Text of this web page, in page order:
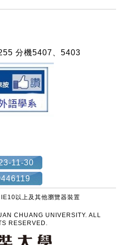
分機5407、5403
11-30
以上及其他瀏覽器裝置
CHUANG UNIVERSITY. ALL
RESERVED.